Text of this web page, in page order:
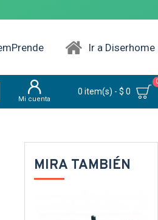
Ir a Diserhome
Mi cuenta
0 item(s) - $ 0
MIRA TAMBIÉN